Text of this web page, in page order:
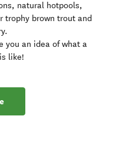
natural hotpools,
trophy brown trout and
you an idea of what a
like!